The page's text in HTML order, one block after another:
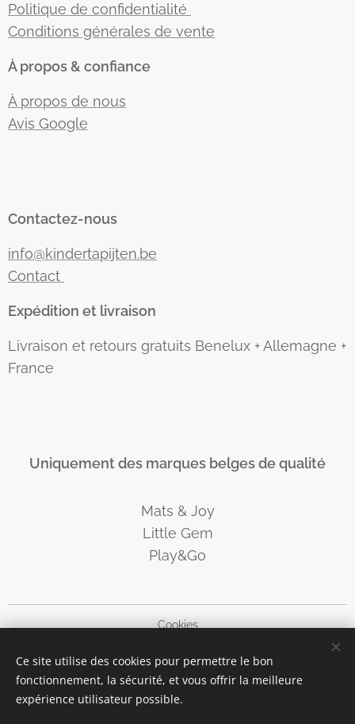
Politique de confidentialité
Conditions générales de vente
À propos & confiance
À propos de nous
Avis Google
Contactez-nous
info@kindertapijten.be
Contact
Expédition et livraison
Livraison et retours gratuits Benelux + Allemagne +
France
Uniquement des marques belges de qualité
Mats & Joy
Little Gem
Play&Go
Cookies
Langues
Nederlands
Français Deutsch English
Ce site utilise des cookies pour permettre le bon
fonctionnement, la sécurité, et vous offrir la meilleure
expérience utilisateur possible.